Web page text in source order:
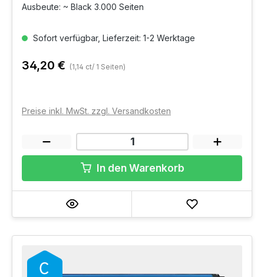
Ausbeute: ~ Black 3.000 Seiten
Sofort verfügbar, Lieferzeit: 1-2 Werktage
34,20 € (1,14 ct/ 1 Seiten)
Preise inkl. MwSt. zzgl. Versandkosten
In den Warenkorb